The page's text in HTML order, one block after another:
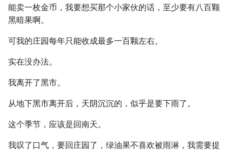
能卖一枚金币，我要想买那个小家伙的话，至少要有八百颗
黑暗果啊。
可我的庄园每年只能收成最多一百颗左右。
实在没办法。
我离开了黑市。
从地下黑市离开后，天阴沉沉的，似乎是要下雨了。
这个季节，应该是回南天。
我叹了口气，要回庄园了，绿油果不喜欢被雨淋，我需要提